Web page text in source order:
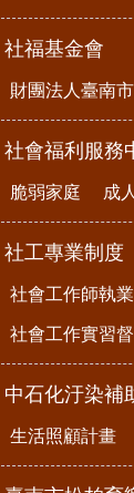
社福基金會
財團法人臺南
社會福利服務
脆弱家庭 成
社工專業制度
社會工作師執
社會工作實習
中石化汙染補
生活照顧計畫